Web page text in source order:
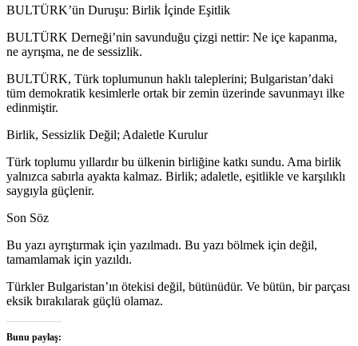
BULTÜRK’ün Duruşu: Birlik İçinde Eşitlik
BULTÜRK Derneği’nin savunduğu çizgi nettir: Ne içe kapanma,
ne ayrışma, ne de sessizlik.
BULTÜRK, Türk toplumunun haklı taleplerini; Bulgaristan’daki
tüm demokratik kesimlerle ortak bir zemin üzerinde savunmayı ilke
edinmiştir.
Birlik, Sessizlik Değil; Adaletle Kurulur
Türk toplumu yıllardır bu ülkenin birliğine katkı sundu. Ama birlik
yalnızca sabırla ayakta kalmaz. Birlik; adaletle, eşitlikle ve karşılıklı
saygıyla güçlenir.
Son Söz
Bu yazı ayrıştırmak için yazılmadı. Bu yazı bölmek için değil,
tamamlamak için yazıldı.
Türkler Bulgaristan’ın ötekisi değil, bütünüdür. Ve bütün, bir parçası
eksik bırakılarak güçlü olamaz.
Bunu paylaş: